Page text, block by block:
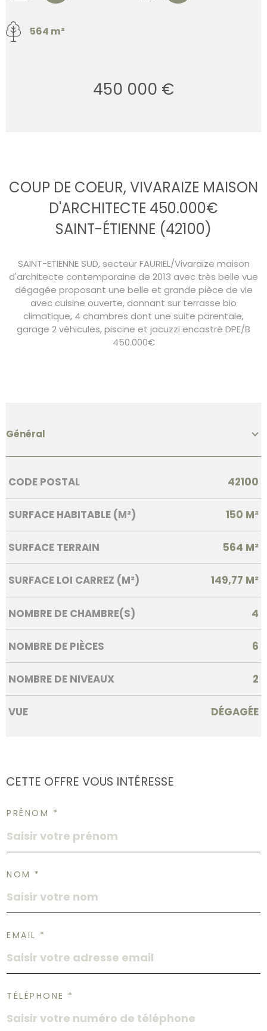
564 m²
450 000 €
COUP DE COEUR, VIVARAIZE MAISON
D'ARCHITECTE 450.000€
SAINT-ÉTIENNE (42100)
SAINT-ETIENNE SUD, secteur FAURIEL/Vivaraize maison
d'architecte contemporaine de 2013 avec très belle vue
dégagée proposant une belle et grande pièce de vie
avec cuisine ouverte, donnant sur terrasse bio
climatique, 4 chambres dont une suite parentale,
garage 2 véhicules, piscine et jacuzzi encastré DPE/B
450.000€
Général
Caractérisque Valeurs
CODE POSTAL 42100
SURFACE HABITABLE (M²) 150 M²
SURFACE TERRAIN 564 M²
SURFACE LOI CARREZ (M²) 149,77 M²
NOMBRE DE CHAMBRE(S) 4
NOMBRE DE PIÈCES 6
NOMBRE DE NIVEAUX 2
VUE DÉGAGÉE
CETTE OFFRE VOUS INTÉRESSE
PRÉNOM *
NOM *
EMAIL *
TÉLÉPHONE *